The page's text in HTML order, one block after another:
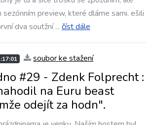
sezónním preview, které dláme sami. ešili
dva soutžní... číst dále
soubor ke stažení
#29 - Zdenk Folprecht :
na Euru beast
odejít za hodn".